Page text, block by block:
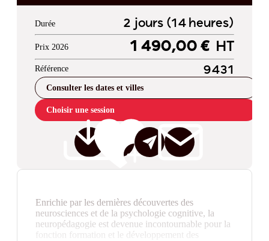
Durée 2 jours (14 heures)
Prix 2026 1 490,00 € HT
Référence 9431
Consulter les dates et villes
Choisir une session
Enrichie par les dernières découvertes des
neurosciences et de la psychologie cognitive, la
neuropédagogie est devenue incontournable pour la
fonction formation et le développement des